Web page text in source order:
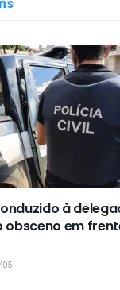
à
obsceno em